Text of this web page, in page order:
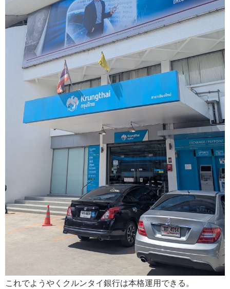
これでようやくクルンタイ銀行は本格運用できる。